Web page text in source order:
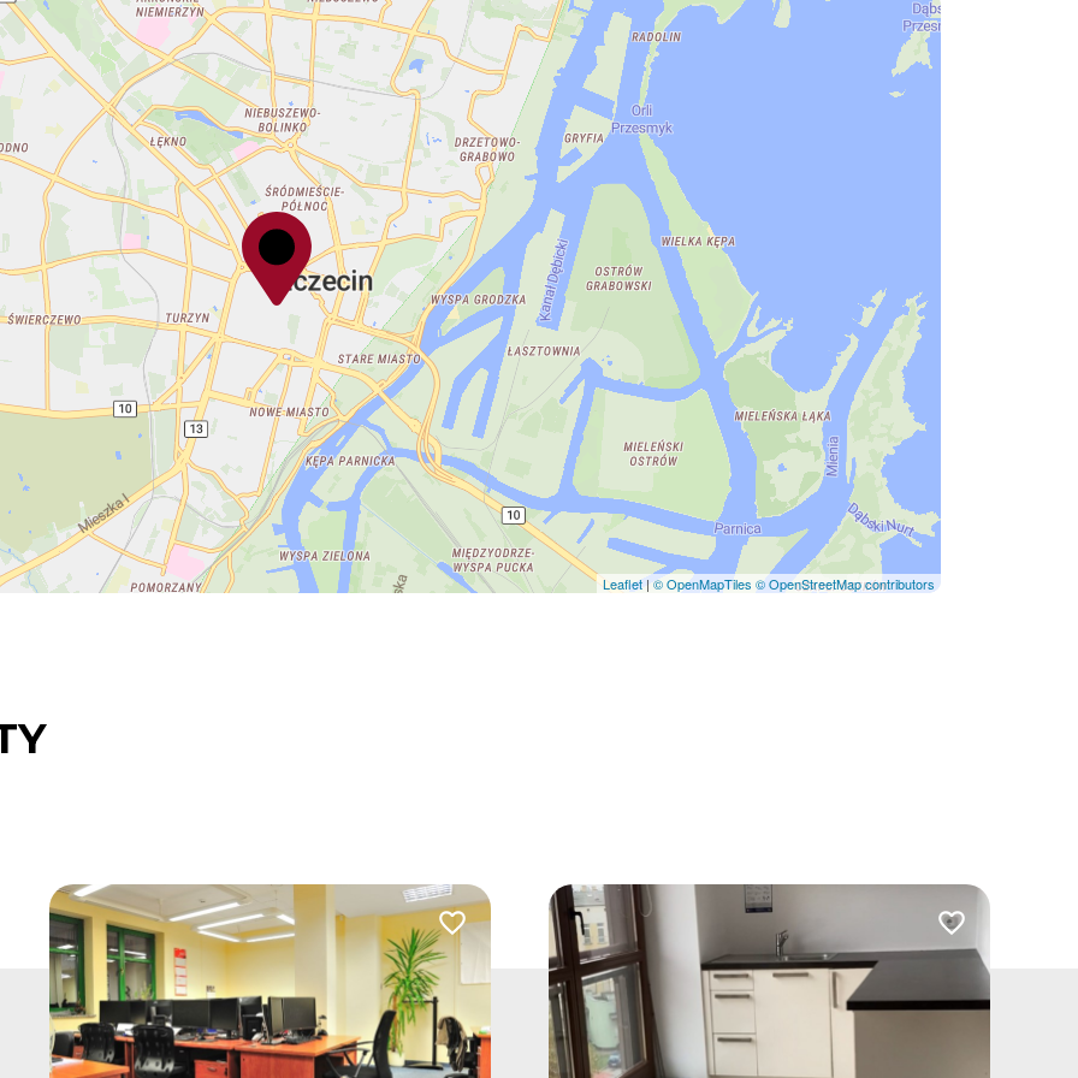
Leaflet | © OpenMapTiles © OpenStreetMap contributors
ulubionych Dodaj do ulubionych Dodaj do